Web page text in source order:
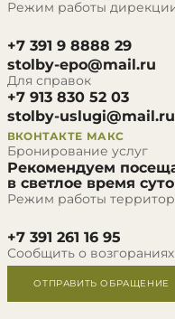
Режим работы
+7 391 9 8888 29
stolby-epo@mail.ru
Для справок
+7 913 830 52 03
stolby-uslugi@mail.ru
ВКОНТАКТЕ МАКС
Бронирование услуг
Рекомендуем
в светлое время
Режим работы
+7 391 261 16 95
Сообщить о
ОТПРАВИТЬ ОБРАЩЕНИЕ